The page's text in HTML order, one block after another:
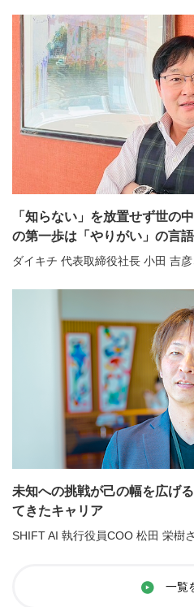
「知らない」を放置せず世の
の第一歩は「やりがい」の言
ダイキチ 代表取締役社長 小田 吉
未知への挑戦が己の幅を広げ
てきたキャリア
SHIFT AI 執行役員COO 松田 栄樹
一覧